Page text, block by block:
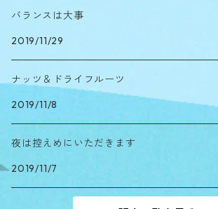
バランスは大事
2019/11/29
ナッツ＆ドライフルーツ
2019/11/8
夜は控えめにいただきます
2019/11/7